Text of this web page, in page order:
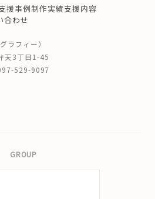
援事例制作実績支援内容
合わせ
ラフィー）
天3丁目1-45
529-9097
GROUP